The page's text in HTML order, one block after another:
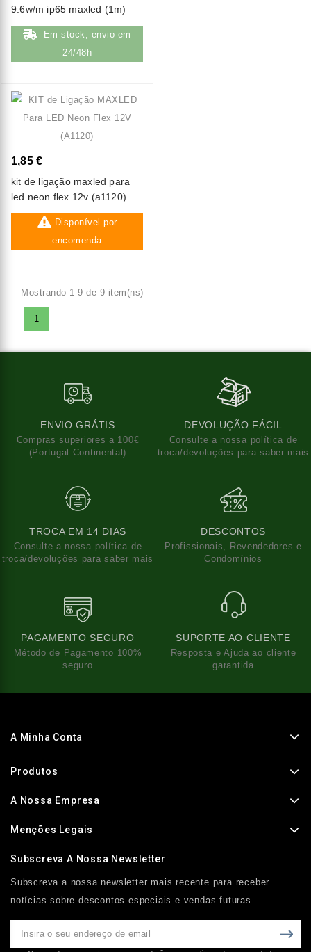
9.6w/m ip65 maxled (1m)
Em stock, envio em
24/48h
1,85 €
kit de ligação maxled para
led neon flex 12v (a1120)
Disponível por
encomenda
Mostrando 1-9 de 9 item(ns)
1
ENVIO GRÁTIS
Compras superiores a 100€
(Portugal Continental)
DEVOLUÇÃO FÁCIL
Consulte a nossa política de
troca/devoluções para saber mais
TROCA EM 14 DIAS
Consulte a nossa política de
troca/devoluções para saber mais
DESCONTOS
Profissionais, Revendedores e
Condomínios
PAGAMENTO SEGURO
Método de Pagamento 100%
seguro
SUPORTE AO CLIENTE
Resposta e Ajuda ao cliente
garantida
A Minha Conta
Produtos
A Nossa Empresa
Menções Legais
Subscreva A Nossa Newsletter
Subscreva a nossa newsletter mais recente para receber
notícias sobre descontos especiais e vendas futuras.